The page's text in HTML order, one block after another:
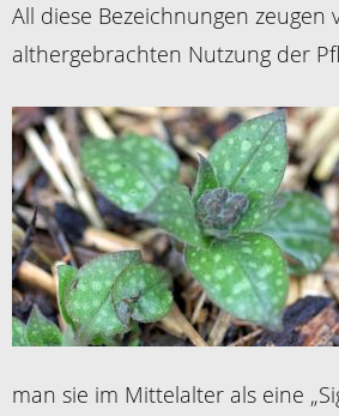
All diese Bezeichnungen zeugen
althergebrachten Nutzung der
man sie im Mittelalter als eine